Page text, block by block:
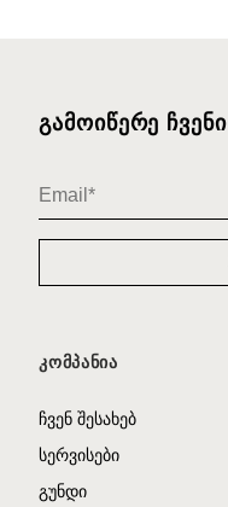
ᲒᲐᲛᲝᲘᲬᲔᲠᲔ
ᲙᲝᲛᲞᲐᲜᲘᲐ
ჩვენ შესახებ
სერვისები
გუნდი